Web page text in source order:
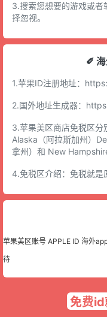
3.搜索您想要的游戏或者
择忽视。
✐ 海
1.苹果ID注册地址：
2.国外地址生成器：
3.苹果美区商店免税区分
Alaska（阿拉斯加州）
拿州）和 New
4.免税区介绍：免税就是
苹果美区账号 APPLE ID 海外
待
免费